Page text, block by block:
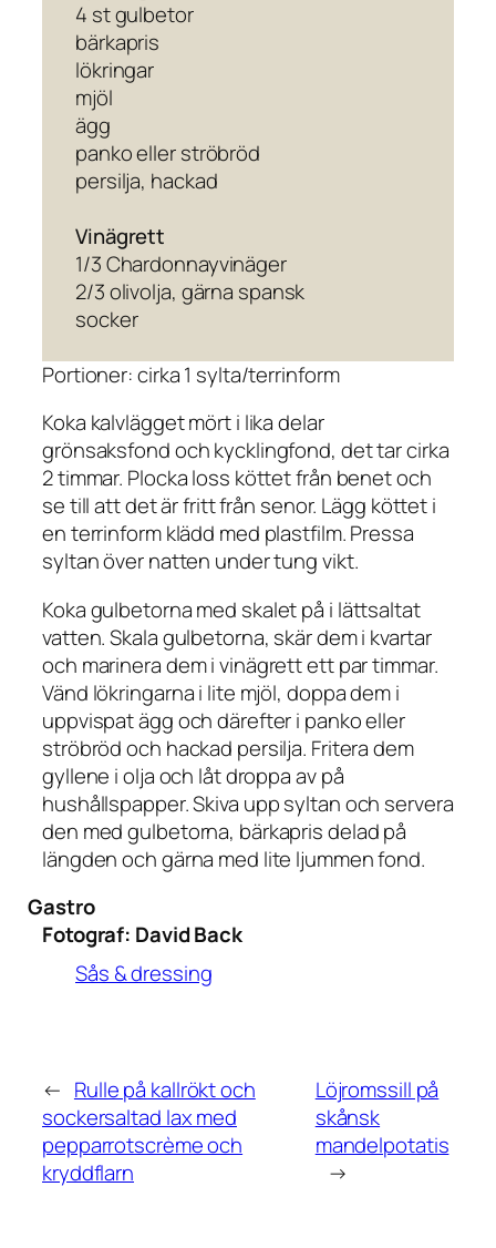
4 st gulbetor
bärkapris
lökringar
mjöl
ägg
panko eller ströbröd
persilja, hackad
Vinägrett
1/3 Chardonnayvinäger
2/3 olivolja, gärna spansk
socker
Portioner: cirka 1 sylta/terrinform
Koka kalvlägget mört i lika delar
grönsaksfond och kycklingfond, det tar cirka
2 timmar. Plocka loss köttet från benet och
se till att det är fritt från senor. Lägg köttet i
en terrinform klädd med plastfilm. Pressa
syltan över natten under tung vikt.
Koka gulbetorna med skalet på i lättsaltat
vatten. Skala gulbetorna, skär dem i kvartar
och marinera dem i vinägrett ett par timmar.
Vänd lökringarna i lite mjöl, doppa dem i
uppvispat ägg och därefter i panko eller
ströbröd och hackad persilja. Fritera dem
gyllene i olja och låt droppa av på
hushållspapper. Skiva upp syltan och servera
den med gulbetorna, bärkapris delad på
längden och gärna med lite ljummen fond.
Gastro
Fotograf: David Back
Sås & dressing
← Rulle på kallrökt och
sockersaltad lax med
pepparrotscrème och
kryddflarn
Löjromssill på
skånsk
mandelpotatis
→